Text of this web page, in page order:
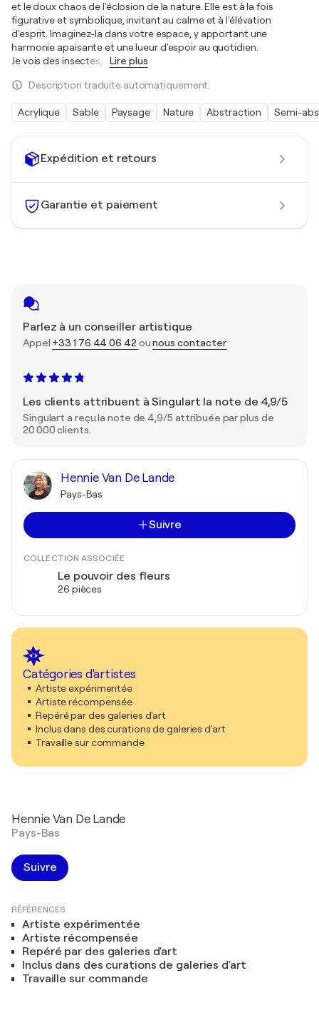
Expédition et retours
Garantie et paiement
Parlez à un conseiller artistique
Appel +33 1 76 44 06 42 ounous contacter
Les clients attribuent à Singulart la note de 4,9/5
Singulart a reçu la note de 4,9/5 attribuée par plus de
20 000 clients.
Hennie Van De Lande
Pays-Bas
Suivre
COLLECTION ASSOCIÉE
Le pouvoir des fleurs
26 pièces
Catégories d'artistes
Artiste expérimentée
Artiste récompensée
Repéré par des galeries d'art
Inclus dans des curations de galeries d'art
Travaille sur commande
et le doux chaos de l'éclosion de la nature. Elle est à la fois
figurative et symbolique, invitant au calme et à l'élévation
d'esprit. Imaginez-la dans votre espace, y apportant une
harmonie apaisante et une lueur d'espoir au quotidien.
Je vois des insectes,
Lire plus
Description traduite automatiquement.
Acrylique Sable Paysage Nature Abstraction Semi-
Hennie Van De Lande
Pays-Bas
Suivre
RÉFÉRENCES
Artiste expérimentée
Artiste récompensée
Repéré par des galeries d'art
Inclus dans des curations de galeries d'art
Travaille sur commande